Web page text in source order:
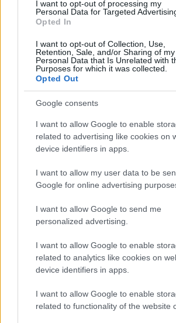
I want to opt-out of processing my
Personal Data for Targeted
Opted In
I want to opt-out of Collection, Use,
Retention, Sale, and/or Sharing of my
Personal Data that Is Unrelated with
Purposes for which it was collected.
Opted Out
Google consents
I want to allow Google to enable
related to advertising like cookies on
device identifiers in apps.
I want to allow my user data to be
Google for online advertising
I want to allow Google to send me
personalized advertising.
I want to allow Google to enable
related to analytics like cookies on
device identifiers in apps.
I want to allow Google to enable
related to functionality of the website
Tour de France 2025
Topp 3, Etappe 9
1. Merlier, Soudal Quick-Step,
2. Jonathan Milan, Lidl-Trek
3. Arnaud De Lie, Lotto
9. Stian Fredheim, Uno-X
Fullstendige resultater
Trøyestillingen
Tadej Pogacar fra UAE-XGR
sammenlagttrøya. Han leder nå
til Remco Evenepoel fra Soudal
Vauquelin fra Arkea-B&B Hotels
ett minutt og 11 sekunder bak.
totalt, fire minutter og 28